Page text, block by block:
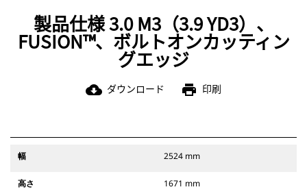
製品仕様 3.0 M3（3.9 YD3）、
FUSION™、ボルトオンカッティン
グエッジ
cloud_download ダウンロード print 印刷
幅 2524 mm
高さ 1671 mm